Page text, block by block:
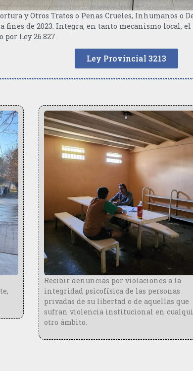
y Otros Tratos o Penas Crueles, Inhumanos o
fines de 2023. Integra, en tanto mecanismo local,
Ley 26.827.
Ley Provincial 3213
Recibir denuncias por violaciones a la
integridad psicofísica de las personas
privadas de su libertad o de aquellas que
sufran violencia institucional en cualquier
otro ámbito.